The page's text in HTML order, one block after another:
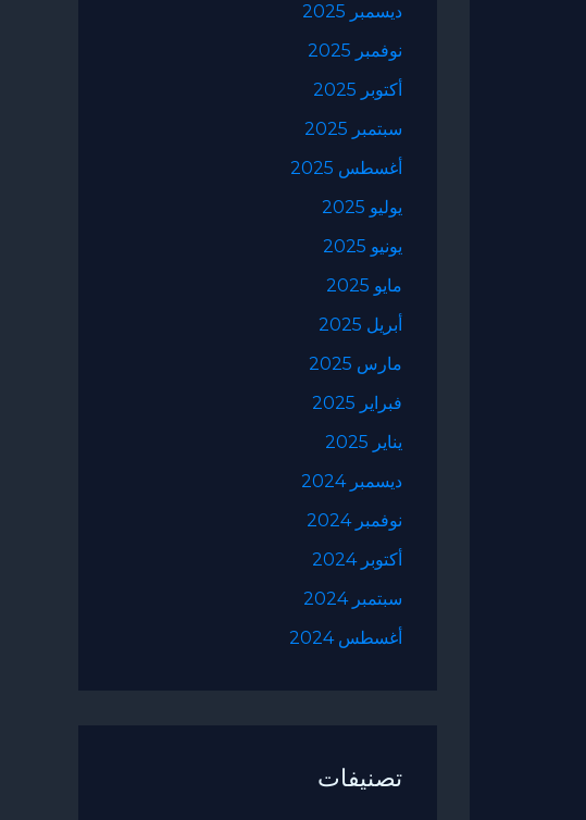
ديسمبر 2025
نوفمبر 2025
أكتوبر 2025
سبتمبر 2025
أغسطس 2025
يوليو 2025
يونيو 2025
مايو 2025
أبريل 2025
مارس 2025
فبراير 2025
يناير 2025
ديسمبر 2024
نوفمبر 2024
أكتوبر 2024
سبتمبر 2024
أغسطس 2024
تصنيفات